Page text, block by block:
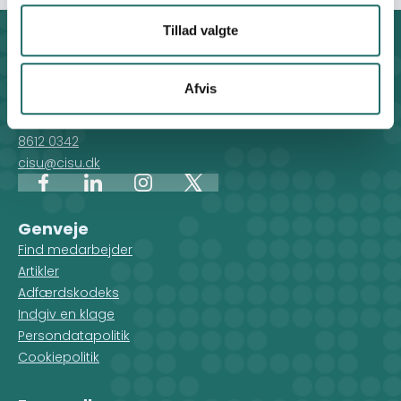
Tillad valgte
Afvis
Kontakt
Klosterport 4x, 8000 Aarhus
Kontakt sekretariatet på hverdage kl. 10-14 på:
8612 0342
cisu@cisu.dk
FacebookLinkedInInstagram
X
Genveje
Find medarbejder
Artikler
Adfærdskodeks
Indgiv en klage
Persondatapolitik
Cookiepolitik